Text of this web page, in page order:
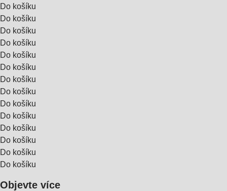
Do košíku
Do košíku
Do košíku
Do košíku
Do košíku
Do košíku
Do košíku
Do košíku
Do košíku
Do košíku
Do košíku
Do košíku
Do košíku
Do košíku
Objevte více